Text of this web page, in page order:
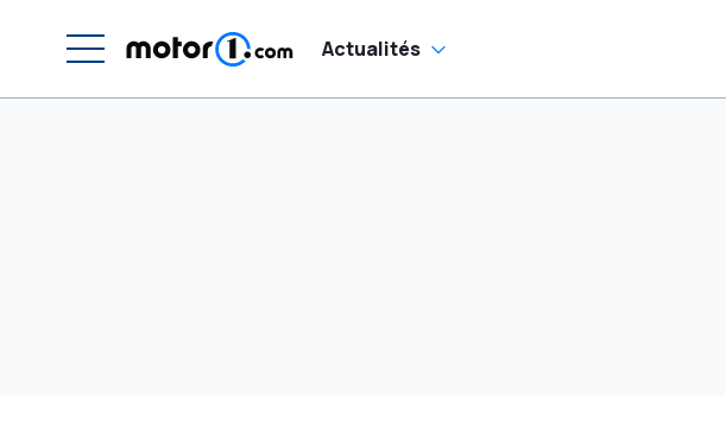
Actualités